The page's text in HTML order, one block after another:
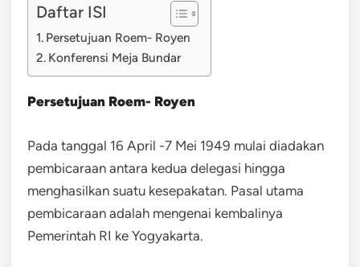
Daftar ISI
Persetujuan Roem- Royen
Konferensi Meja Bundar
Persetujuan Roem- Royen
Pada tanggal 16 April -7 Mei 1949 mulai diadakan
pembicaraan antara kedua delegasi hingga
menghasilkan suatu kesepakatan. Pasal utama
pembicaraan adalah mengenai kembalinya
Pemerintah RI ke Yogyakarta.